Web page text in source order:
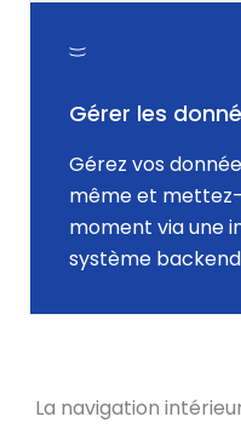
Gérer les
Gérez vos
même et
moment via une
système
La navigation